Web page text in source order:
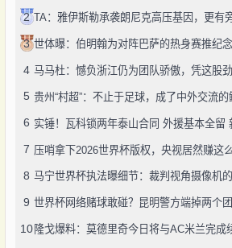
2 TA：雅伊斯勒承袭朗尼克高压基因，更有
3 世体曝：伯明翰为对阵巴萨的热身赛推纪
4 马马杜：憾负浙江仍为团队骄傲，凭这股
5 贵州“村超”：不止于足球，成了中外交流
6 实锤！瓦科锁两年泰山合同 外援基本全留
7
8 马宁世界杯执法曝细节：裁判视角摄像机
9
10 隆戈爆料：莫德里奇今日将与AC米兰完成